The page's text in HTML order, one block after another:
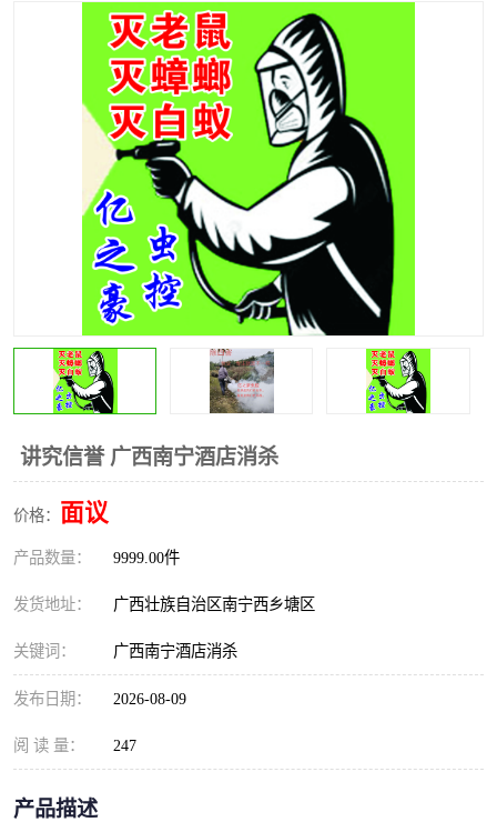
讲究信誉 广西南宁酒店消杀
价格： 面议
产品数量： 9999.00件
发货地址： 广西壮族自治区南宁西乡塘区
关键词： 广西南宁酒店消杀
发布日期： 2026-08-09
阅 读 量： 247
产品描述